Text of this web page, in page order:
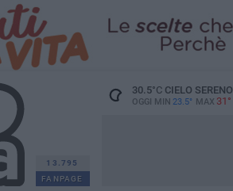
13.795
FANPAGE
30.5°CCIELO SERENO
OGGI MIN 23.5° MAX 31°